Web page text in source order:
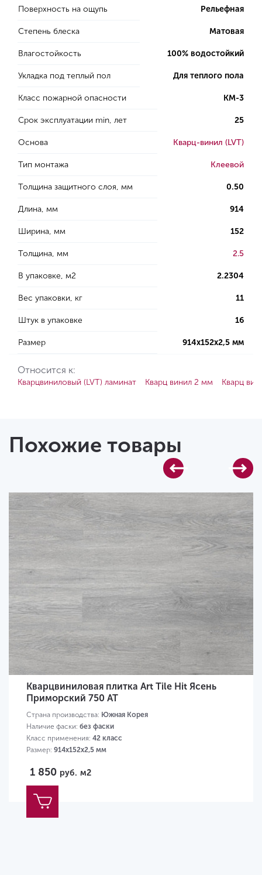
Поверхность на ощупь Рельефная
Степень блеска Матовая
Влагостойкость 100% водостойкий
Укладка под теплый пол Для теплого пола
Класс пожарной опасности КМ-3
Срок эксплуатации min, лет 25
Основа Кварц-винил (LVT)
Тип монтажа Клеевой
Толщина защитного слоя, мм 0.50
Длина, мм 914
Ширина, мм 152
Толщина, мм 2.5
В упаковке, м2 2.2304
Вес упаковки, кг 11
Штук в упаковке 16
Размер 914х152х2,5 мм
Относится к:
Кварцвиниловый (LVT) ламинат Кварц винил 2 мм Кварц
Похожие товары
Кварцвиниловая плитка Art Tile Hit Ясень
Приморский 750 AT
Страна производства: Южная Корея
Наличие фаски: без фаски
Класс применения: 42 класс
Размер: 914х152х2,5 мм
1 850 руб. м2